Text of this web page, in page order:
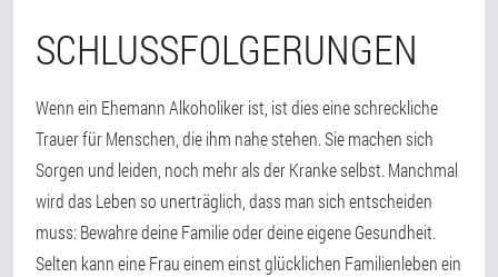
SCHLUSSFOLGERUNGEN
Wenn ein Ehemann Alkoholiker ist, ist dies eine schreckliche
Trauer für Menschen, die ihm nahe stehen. Sie machen sich
Sorgen und leiden, noch mehr als der Kranke selbst. Manchmal
wird das Leben so unerträglich, dass man sich entscheiden
muss: Bewahre deine Familie oder deine eigene Gesundheit.
Selten kann eine Frau einem einst glücklichen Familienleben ein